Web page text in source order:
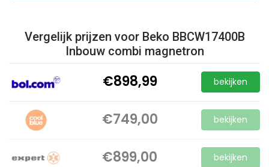
Vergelijk prijzen voor Beko BBCW17400B
Inbouw combi magnetron
€749,00 bekijken
€898,99 bekijken
€899,00 bekijken